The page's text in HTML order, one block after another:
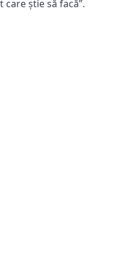
știe să facă”.